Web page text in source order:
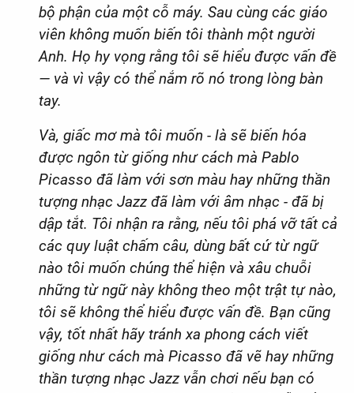
bộ phận của một cỗ máy. Sau cùng các giáo
viên không muốn biến tôi thành một người
Anh. Họ hy vọng rằng tôi sẽ hiểu được vấn đề
— và vì vậy có thể nắm rõ nó trong lòng bàn
tay.
Và, giấc mơ mà tôi muốn - là sẽ biến hóa
được ngôn từ giống như cách mà Pablo
Picasso đã làm với sơn màu hay những thần
tượng nhạc Jazz đã làm với âm nhạc - đã bị
dập tắt. Tôi nhận ra rằng, nếu tôi phá vỡ tất cả
các quy luật chấm câu, dùng bất cứ từ ngữ
nào tôi muốn chúng thể hiện và xâu chuỗi
những từ ngữ này không theo một trật tự nào,
tôi sẽ không thể hiểu được vấn đề. Bạn cũng
vậy, tốt nhất hãy tránh xa phong cách viết
giống như cách mà Picasso đã vẽ hay những
thần tượng nhạc Jazz vẫn chơi nếu bạn có